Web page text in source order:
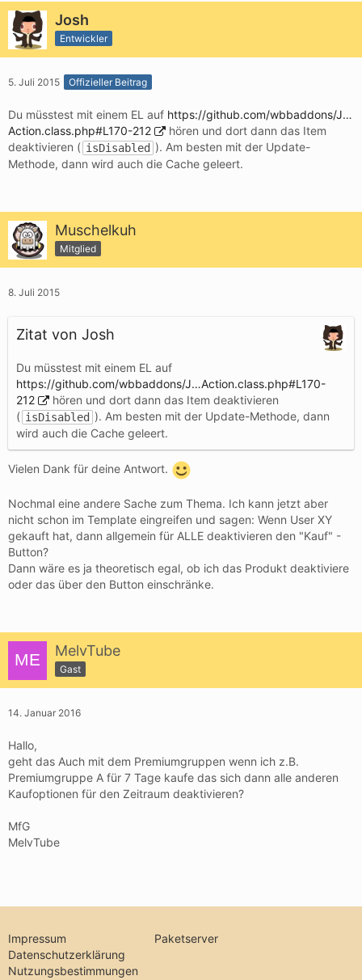
Josh
Entwickler
5. Juli 2015 Offizieller Beitrag
Du müsstest mit einem EL auf https://github.com/wbbaddons/J…
Action.class.php#L170-212
hören und dort dann das Item
deaktivieren ( isDisabled ). Am besten mit der Update-
Methode, dann wird auch die Cache geleert.
Muschelkuh
Mitglied
8. Juli 2015
Zitat von Josh
Du müsstest mit einem EL auf
https://github.com/wbbaddons/J…Action.class.php#L170-
212
hören und dort dann das Item deaktivieren
( isDisabled ). Am besten mit der Update-Methode, dann
wird auch die Cache geleert.
Vielen Dank für deine Antwort.
Nochmal eine andere Sache zum Thema. Ich kann jetzt aber
nicht schon im Template eingreifen und sagen: Wenn User XY
gekauft hat, dann allgemein für ALLE deaktivieren den "Kauf" -
Button?
Dann wäre es ja theoretisch egal, ob ich das Produkt deaktiviere
oder das über den Button einschränke.
MelvTube
Gast
14. Januar 2016
Hallo,
geht das Auch mit dem Premiumgruppen wenn ich z.B.
Premiumgruppe A für 7 Tage kaufe das sich dann alle anderen
Kaufoptionen für den Zeitraum deaktivieren?
MfG
MelvTube
Impressum
Datenschutzerklärung
Nutzungsbestimmungen
Paketserver